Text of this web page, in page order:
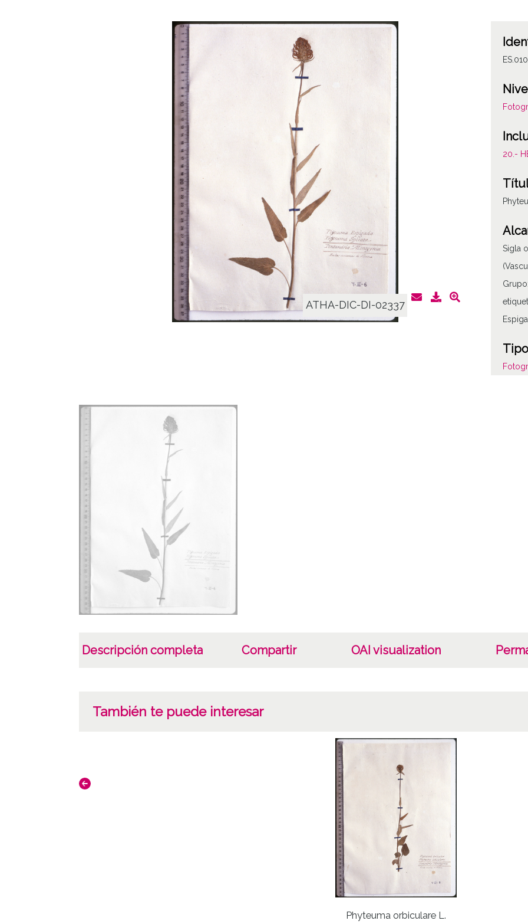
ATHA-DIC-DI-02337
20.-
Sigla
Descripción completa Compartir OAI visualization
También te puede interesar
Phyteuma orbiculare L.